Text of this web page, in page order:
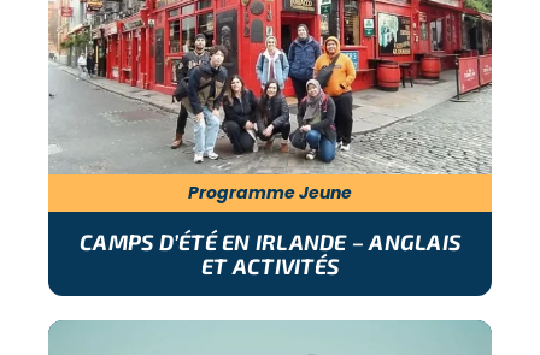
Programme Jeune
CAMPS D’ÉTÉ EN IRLANDE – ANGLAIS
ET ACTIVITÉS